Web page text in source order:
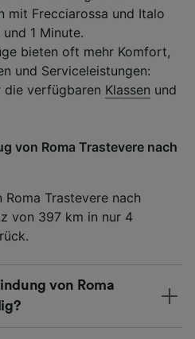
mit Frecciarossa und Italo
1 Minute.
bieten oft mehr Komfort,
und Serviceleistungen:
die verfügbaren Klassen und
von Roma Trastevere nach
Trastevere nach
von 397 km in nur 4
von Roma